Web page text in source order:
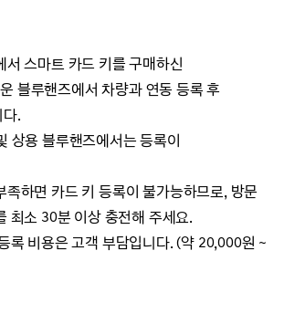
서 스마트 카드 키를 구매하신
블루핸즈에서 차량과 연동 등록 후
.
상용 블루핸즈에서는 등록이
하면 카드 키 등록이 불가능하므로, 방문
최소 30분 이상 충전해 주세요.
록 비용은 고객 부담입니다. (약 20,000원 ~